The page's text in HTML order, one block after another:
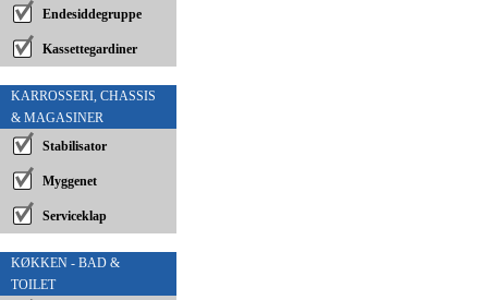
Endesiddegruppe
Kassettegardiner
KARROSSERI, CHASSIS
& MAGASINER
Stabilisator
Myggenet
Serviceklap
KØKKEN - BAD &
TOILET